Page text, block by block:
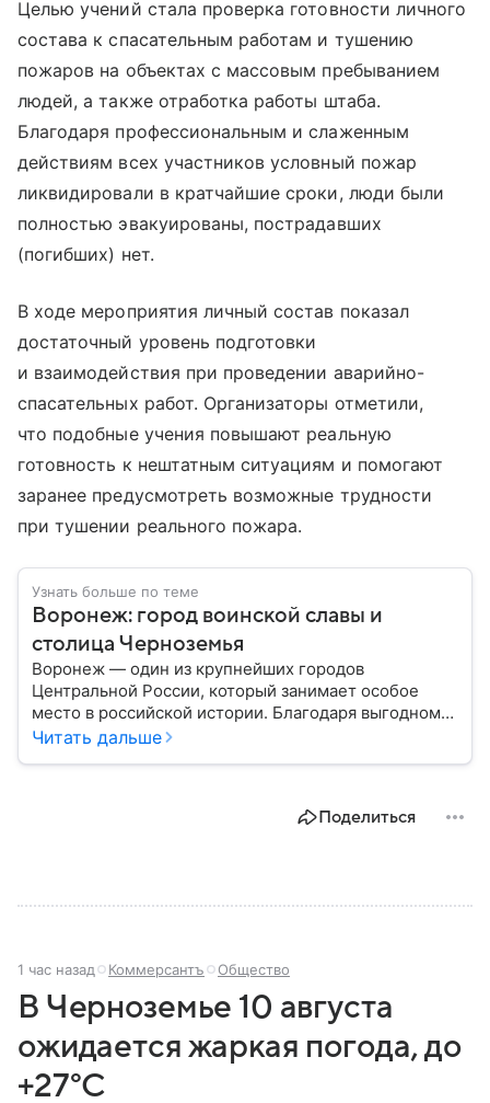
Целью учений стала проверка готовности личного
состава к спасательным работам и тушению
пожаров на объектах с массовым пребыванием
людей, а также отработка работы штаба.
Благодаря профессиональным и слаженным
действиям всех участников условный пожар
ликвидировали в кратчайшие сроки, люди были
полностью эвакуированы, пострадавших
(погибших) нет.
В ходе мероприятия личный состав показал
достаточный уровень подготовки
и взаимодействия при проведении аварийно-
спасательных работ. Организаторы отметили,
что подобные учения повышают реальную
готовность к нештатным ситуациям и помогают
заранее предусмотреть возможные трудности
при тушении реального пожара.
Узнать больше по теме
Воронеж: город воинской славы и
столица Черноземья
Воронеж — один из крупнейших городов
Центральной России, который занимает особое
место в российской истории. Благодаря выгодному
расположению на юге европейской части страны
Читать дальше
Поделиться
1 час назад Коммерсантъ Общество
В Черноземье 10 августа
ожидается жаркая погода, до
+27°C